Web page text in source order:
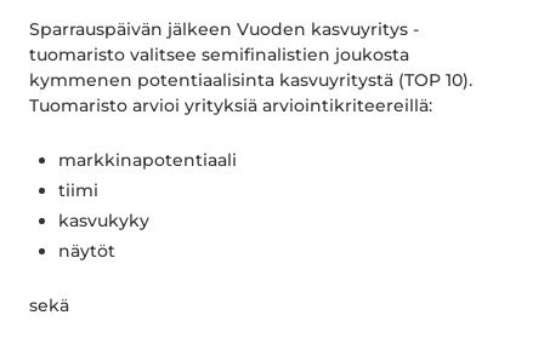
Sparrauspäivän jälkeen Vuoden kasvuyritys -
tuomaristo valitsee semifinalistien joukosta
kymmenen potentiaalisinta kasvuyritystä (TOP 10).
Tuomaristo arvioi yrityksiä arviointikriteereillä:
markkinapotentiaali
tiimi
kasvukyky
näytöt
sekä